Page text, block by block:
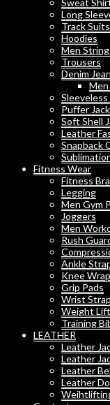
Sweat
Long
Track Suits
Hoodies
Men
Trousers
Denim
Men
Puffer
Soft Shell
Leather
Snapback
Fitness Wear
Fitness Bra
Legging
Men Gym
Joggers
Men
Rush
Ankle
Knee
Grip Pads
Wrist
Weight
Training
LEATHER
Leather
Leather
Leather
Leather